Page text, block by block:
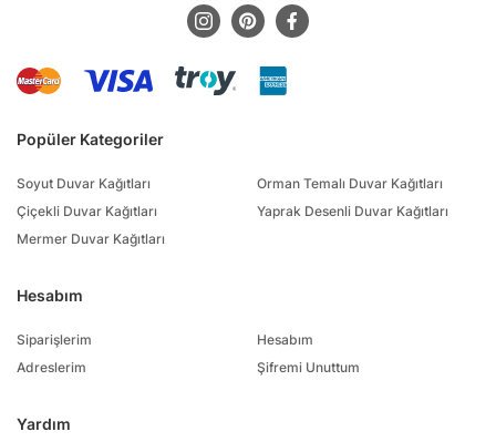
Popüler Kategoriler
Soyut Duvar Kağıtları
Çiçekli Duvar Kağıtları
Mermer Duvar Kağıtları
Orman Temalı Duvar Kağıtları
Yaprak Desenli Duvar Kağıtları
Hesabım
Siparişlerim
Adreslerim
Hesabım
Şifremi Unuttum
Yardım